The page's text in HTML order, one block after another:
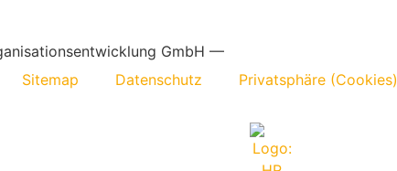
GmbH —
Sitemap Datenschutz Privatsphäre (Cookies)